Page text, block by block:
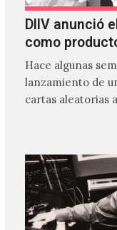
DIIV anunció
como
Hace algunas
lanzamiento de
cartas aleatorias